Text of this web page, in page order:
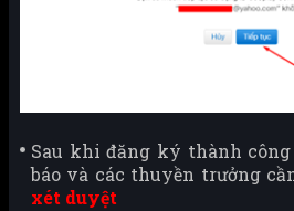
Sau khi đăng ký thành
báo và các thuyền trưởng
xét duyệt